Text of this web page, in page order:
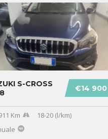
€14 900
S-CROSS
Km
18-20 (l/km)